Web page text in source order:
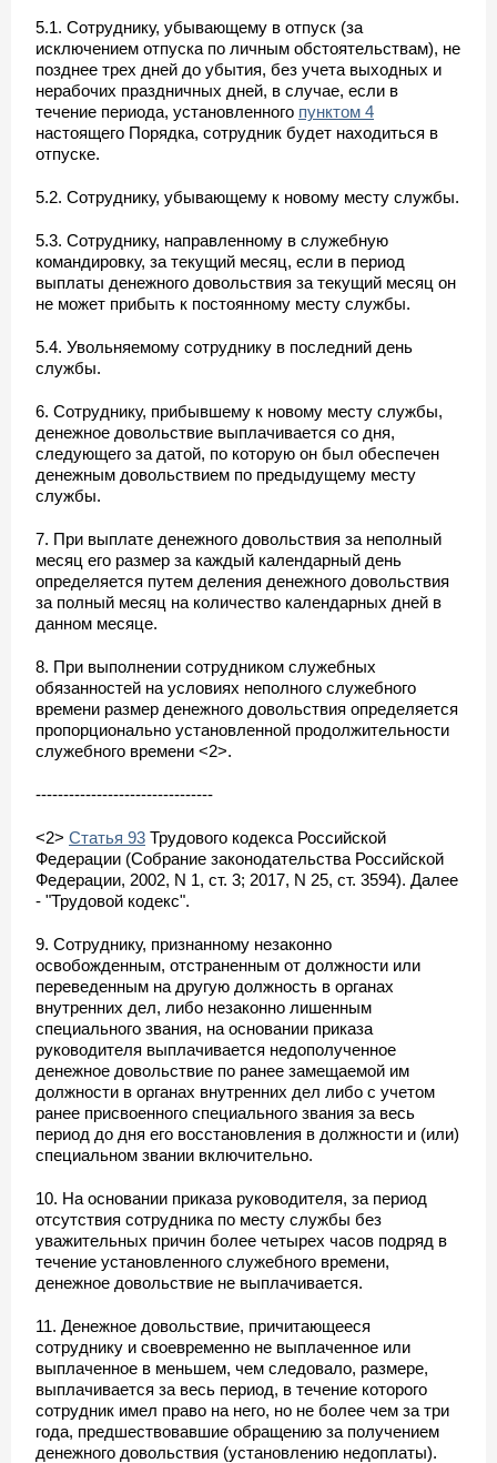
5.1. Сотруднику, убывающему в отпуск (за
исключением отпуска по личным обстоятельствам), не
позднее трех дней до убытия, без учета выходных и
нерабочих праздничных дней, в случае, если в
течение периода, установленного пунктом 4
настоящего Порядка, сотрудник будет находиться в
отпуске.
5.2. Сотруднику, убывающему к новому месту службы.
5.3. Сотруднику, направленному в служебную
командировку, за текущий месяц, если в период
выплаты денежного довольствия за текущий месяц он
не может прибыть к постоянному месту службы.
5.4. Увольняемому сотруднику в последний день
службы.
6. Сотруднику, прибывшему к новому месту службы,
денежное довольствие выплачивается со дня,
следующего за датой, по которую он был обеспечен
денежным довольствием по предыдущему месту
службы.
7. При выплате денежного довольствия за неполный
месяц его размер за каждый календарный день
определяется путем деления денежного довольствия
за полный месяц на количество календарных дней в
данном месяце.
8. При выполнении сотрудником служебных
обязанностей на условиях неполного служебного
времени размер денежного довольствия определяется
пропорционально установленной продолжительности
служебного времени <2>.
--------------------------------
<2> Статья 93 Трудового кодекса Российской
Федерации (Собрание законодательства Российской
Федерации, 2002, N 1, ст. 3; 2017, N 25, ст. 3594). Далее
- "Трудовой кодекс".
9. Сотруднику, признанному незаконно
освобожденным, отстраненным от должности или
переведенным на другую должность в органах
внутренних дел, либо незаконно лишенным
специального звания, на основании приказа
руководителя выплачивается недополученное
денежное довольствие по ранее замещаемой им
должности в органах внутренних дел либо с учетом
ранее присвоенного специального звания за весь
период до дня его восстановления в должности и (или)
специальном звании включительно.
10. На основании приказа руководителя, за период
отсутствия сотрудника по месту службы без
уважительных причин более четырех часов подряд в
течение установленного служебного времени,
денежное довольствие не выплачивается.
11. Денежное довольствие, причитающееся
сотруднику и своевременно не выплаченное или
выплаченное в меньшем, чем следовало, размере,
выплачивается за весь период, в течение которого
сотрудник имел право на него, но не более чем за три
года, предшествовавшие обращению за получением
денежного довольствия (установлению недоплаты).